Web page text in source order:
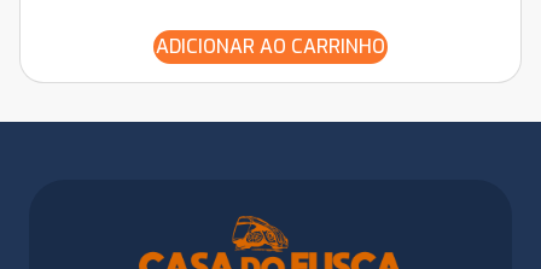
ADICIONAR AO CARRINHO